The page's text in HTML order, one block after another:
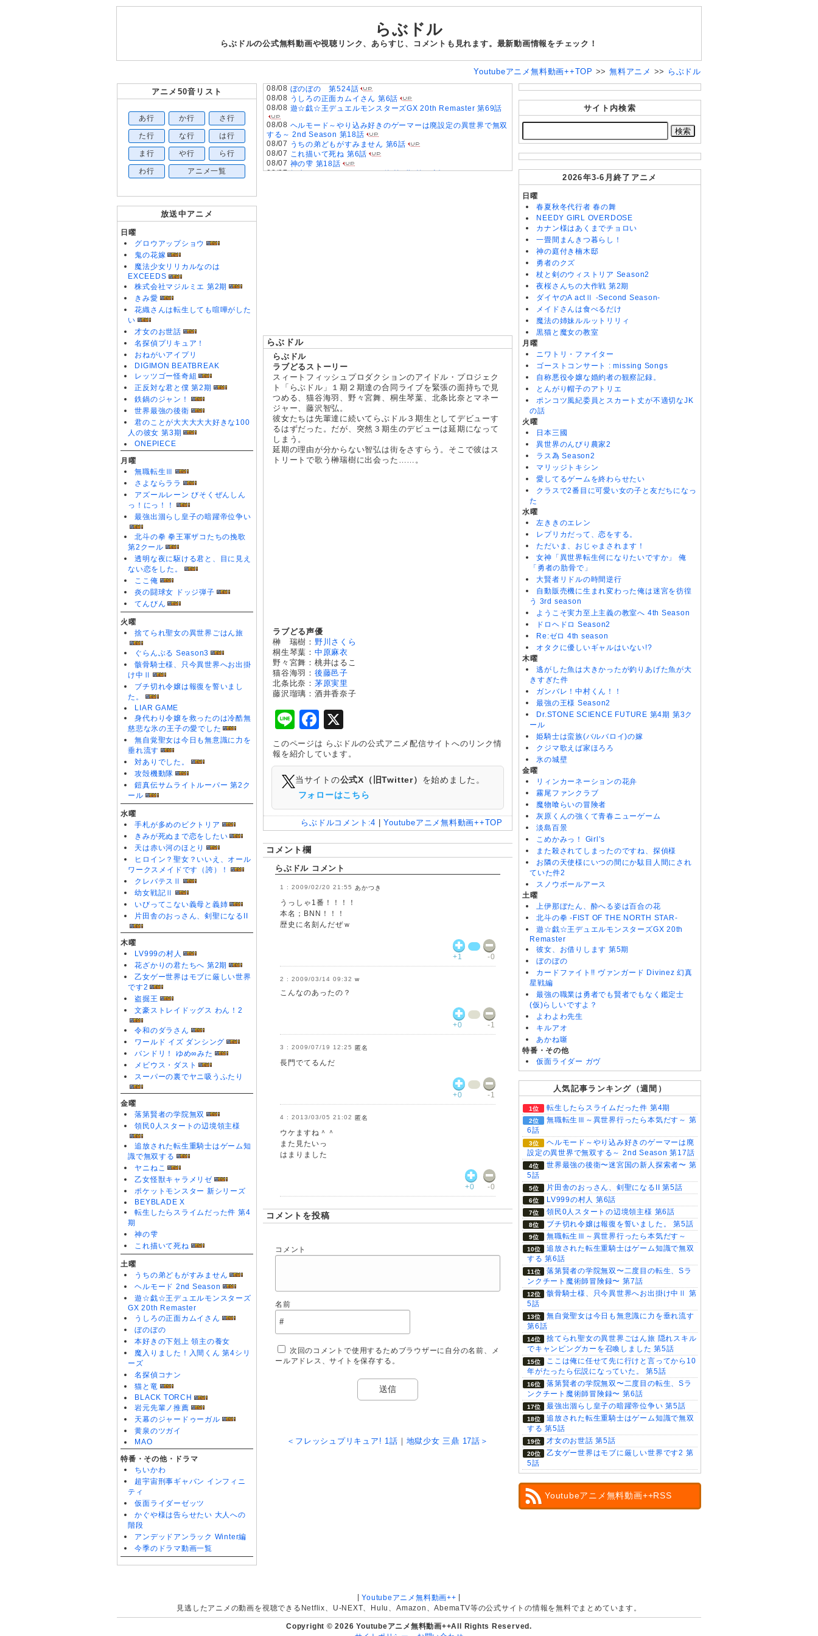
らぶドル
らぶドルの公式無料動画や視聴リンク、あらすじ、コメントも見れます。最新動画情報をチェック！
Youtubeアニメ無料動画++TOP >> 無料アニメ >> らぶドル
アニメ50音リスト
あ行 か行 さ行
た行 な行 は行
ま行 や行 ら行
わ行 アニメ一覧
放送中アニメ
日曜
グロウアップショウ
鬼の花嫁
魔法少女リリカルなのは
EXCEEDS
株式会社マジルミエ 第2期
きみ愛
花織さんは転生しても喧嘩がした
い
才女のお世話
名探偵プリキュア！
おねがいアイプリ
DIGIMON BEATBREAK
レッツゴー怪奇組
正反対な君と僕 第2期
鉄鍋のジャン！
世界最強の後衛
君のことが大大大大大好きな100
人の彼女 第3期
ONEPIECE
月曜
無職転生Ⅲ
さよならララ
アズールレーン びそくぜんしん
っ！にっ！！
最強出涸らし皇子の暗躍帝位争い
北斗の拳 拳王軍ザコたちの挽歌
第2クール
透明な夜に駆ける君と、目に見え
ない恋をした。
ここ俺
炎の闘球女 ドッジ弾子
てんびん
火曜
捨てられ聖女の異世界ごはん旅
ぐらんぶる Season3
骸骨騎士様、只今異世界へお出掛
け中Ⅱ
ブチ切れ令嬢は報復を誓いまし
た。
LIAR GAME
身代わり令嬢を救ったのは冷酷無
慈悲な氷の王子の愛でした
無自覚聖女は今日も無意識に力を
垂れ流す
対ありでした。
攻殻機動隊
鎧真伝サムライトルーパー 第2ク
ール
水曜
手札が多めのビクトリア
きみが死ぬまで恋をしたい
天は赤い河のほとり
ヒロイン？聖女？いいえ、オール
ワークスメイドです（誇）！
クレバテスⅡ
幼女戦記Ⅱ
いびってこない義母と義姉
片田舎のおっさん、剣聖になるII
木曜
LV999の村人
花ざかりの君たちへ 第2期
乙女ゲー世界はモブに厳しい世界
です2
盗掘王
文豪ストレイドッグス わん！2
令和のダラさん
ワールド イズ ダンシング
バンドリ！ ゆめ∞みた
メビウス・ダスト
スーパーの裏でヤニ吸うふたり
金曜
落第賢者の学院無双
領民0人スタートの辺境領主様
追放された転生重騎士はゲーム知
識で無双する
ヤニねこ
乙女怪獣キャラメリゼ
ポケットモンスター 新シリーズ
BEYBLADE X
転生したらスライムだった件 第4
期
神の雫
これ描いて死ね
土曜
うちの弟どもがすみません
ヘルモード 2nd Season
遊☆戯☆王デュエルモンスターズ
GX 20th Remaster
うしろの正面カムイさん
ぼのぼの
本好きの下剋上 領主の養女
魔入りました！入間くん 第4シリ
ーズ
名探偵コナン
猫と竜
BLACK TORCH
岩元先輩ノ推薦
天幕のジャードゥーガル
黄泉のツガイ
MAO
特番・その他・ドラマ
ちいかわ
超宇宙刑事ギャバン インフィニ
ティ
仮面ライダーゼッツ
かぐや様は告らせたい 大人への
階段
アンデッドアンラック Winter編
今季のドラマ動画一覧
08/08 ぼのぼの 第524話
08/08 うしろの正面カムイさん 第6話
08/08 遊☆戯☆王デュエルモンスターズGX 20th Remaster 第69話
08/08 ヘルモード～やり込み好きのゲーマーは廃設定の異世界で無双
する～ 2nd Season 第18話
08/07
うちの弟どもがすみません 第6話
08/07
これ描いて死ね 第6話
08/07 神の雫 第18話
08/07転生したらスライムだった件 第4期 第89話
らぶドル
らぶドル
ラブどるストーリー
スィートフィッシュプロダクションのアイドル・プロジェク
ト「らぶドル」１期２期達の合同ライブを緊張の面持ちで見
つめる、猫谷海羽、野々宮舞、桐生琴葉、北条比奈とマネー
ジャー、藤沢智弘。
彼女たちは先輩達に続いてらぶドル３期生としてデビューす
るはずだった。だが、突然３期生のデビューは延期になって
しまう。
延期の理由が分からない智弘は街をさすらう。そこで彼はス
トリートで歌う榊瑞樹に出会った……。
ラブどる声優
榊 瑞樹： 野川さくら
桐生琴葉： 中原麻衣
野々宮舞：桃井はるこ
猫谷海羽： 後藤邑子
北条比奈： 茅原実里
藤沢瑠璃：酒井香奈子
LineFacebook
このページは らぶドルの公式アニメ配信サイトへのリンク情
報を紹介しています。
当サイトの公式X（旧Twitter） を始めました。
フォローはこちら
らぶドルコメント:4 |Youtubeアニメ無料動画++TOP
コメント欄
らぶドル コメント
2009/02/20 21:55 あかつき
うっしゃ1番！！！！
本名；BNN！！！
歴史に名刻んだぜｗ
+1 -0
2009/03/14 09:32 w
こんなのあったの？
+0 -1
2009/07/19 12:25 匿名
長門でてるんだ
+0 -1
2013/03/05 21:02 匿名
ウケますね＾＾
また見たいっ
はまりました
+0 -0
コメントを投稿
コメント
名前
次回のコメントで使用するためブラウザーに自分の名前、メ
ールアドレス、サイトを保存する。
＜フレッシュプリキュア! 1話 ｜ 地獄少女 三鼎 17話＞
サイト内検索
2026年3-6月終了アニメ
日曜
春夏秋冬代行者 春の舞
NEEDY GIRL OVERDOSE
カナン様はあくまでチョロい
一畳間まんきつ暮らし！
神の庭付き楠木邸
勇者のクズ
杖と剣のウィストリア Season2
夜桜さんちの大作戦 第2期
ダイヤのA actⅡ -Second Season-
メイドさんは食べるだけ
魔法の姉妹ルルットリリィ
黒猫と魔女の教室
月曜
ニワトリ・ファイター
ゴーストコンサート : missing Songs
自称悪役令嬢な婚約者の観察記録。
とんがり帽子のアトリエ
ポンコツ風紀委員とスカート丈が不適切なJK
の話
火曜
日本三國
異世界のんびり農家2
ラス為 Season2
マリッジトキシン
愛してるゲームを終わらせたい
クラスで2番目に可愛い女の子と友だちになっ
た
水曜
左ききのエレン
レプリカだって、恋をする。
ただいま、おじゃまされます！
女神「異世界転生何になりたいですか」 俺
「勇者の肋骨で」
大賢者リドルの時間逆行
自動販売機に生まれ変わった俺は迷宮を彷徨
う 3rd season
ようこそ実力至上主義の教室へ 4th Season
ドロヘドロ Season2
Re:ゼロ 4th season
オタクに優しいギャルはいない!?
木曜
逃がした魚は大きかったが釣りあげた魚が大
きすぎた件
ガンバレ！中村くん！！
最強の王様 Season2
Dr.STONE SCIENCE FUTURE 第4期 第3ク
ール
姫騎士は蛮族(バルバロイ)の嫁
クジマ歌えば家ほろろ
氷の城壁
金曜
リィンカーネーションの花弁
霧尾ファンクラブ
魔物喰らいの冒険者
灰原くんの強くて青春ニューゲーム
淡島百景
こめかみっ！ Girl’s
また殺されてしまったのですね、探偵様
お隣の天使様にいつの間にか駄目人間にされ
ていた件2
スノウボールアース
土曜
上伊那ぼたん、酔へる姿は百合の花
北斗の拳 -FIST OF THE NORTH STAR-
遊☆戯☆王デュエルモンスターズGX 20th
Remaster
彼女、お借りします 第5期
ぼのぼの
カードファイト!! ヴァンガード Divinez 幻真
星戦編
最強の職業は勇者でも賢者でもなく鑑定士
(仮)らしいですよ？
よわよわ先生
キルアオ
あかね噺
特番・その他
仮面ライダー ガヴ
人気記事ランキング（週間）
転生したらスライムだった件 第4期
無職転生Ⅲ～異世界行ったら本気だす～ 第
6話
ヘルモード～やり込み好きのゲーマーは廃
設定の異世界で無双する～ 2nd Season 第17話
世界最強の後衛〜迷宮国の新人探索者〜 第
5話
片田舎のおっさん、剣聖になるII 第5話
LV999の村人 第6話
領民0人スタートの辺境領主様 第6話
ブチ切れ令嬢は報復を誓いました。 第5話
無職転生Ⅲ～異世界行ったら本気だす～
追放された転生重騎士はゲーム知識で無双
する 第6話
落第賢者の学院無双〜二度目の転生、Sラ
ンクチート魔術師冒険録〜 第7話
骸骨騎士様、只今異世界へお出掛け中Ⅱ 第
5話
無自覚聖女は今日も無意識に力を垂れ流す
第6話
捨てられ聖女の異世界ごはん旅 隠れスキル
でキャンピングカーを召喚しました 第5話
ここは俺に任せて先に行けと言ってから10
年がたったら伝説になっていた。 第5話
落第賢者の学院無双〜二度目の転生、Sラ
ンクチート魔術師冒険録〜 第6話
最強出涸らし皇子の暗躍帝位争い 第5話
追放された転生重騎士はゲーム知識で無双
する 第5話
才女のお世話 第5話
乙女ゲー世界はモブに厳しい世界です2 第
5話
Youtubeアニメ無料動画++RSS
|Youtubeアニメ無料動画++
見逃したアニメの動画を視聴できるNetflix、U-NEXT、Hulu、Amazon、AbemaTV等の公式サイトの情報を無料でまとめています。
Copyright © 2026 Youtubeアニメ無料動画++All Rights Reserved.